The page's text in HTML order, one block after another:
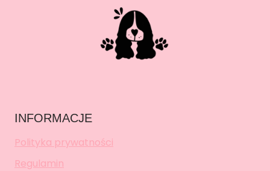
INFORMACJE
Polityka prywatności
Regulamin